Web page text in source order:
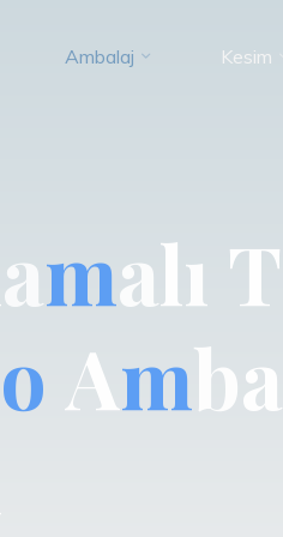
Ambalaj Kesim
amalı T
o Amba